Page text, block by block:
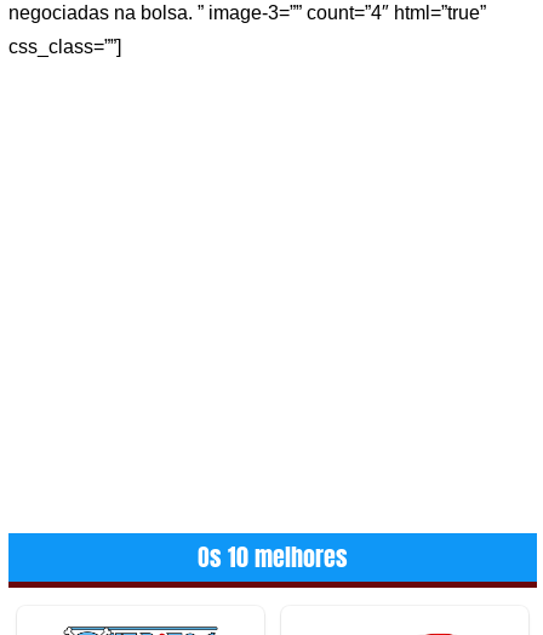
negociadas na bolsa. ” image-3=”” count=”4″ html=”true”
css_class=””]
Os 10 melhores